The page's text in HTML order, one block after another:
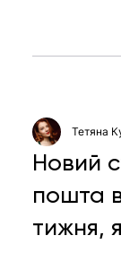
Новий
пошта
тижня,
Тетяна